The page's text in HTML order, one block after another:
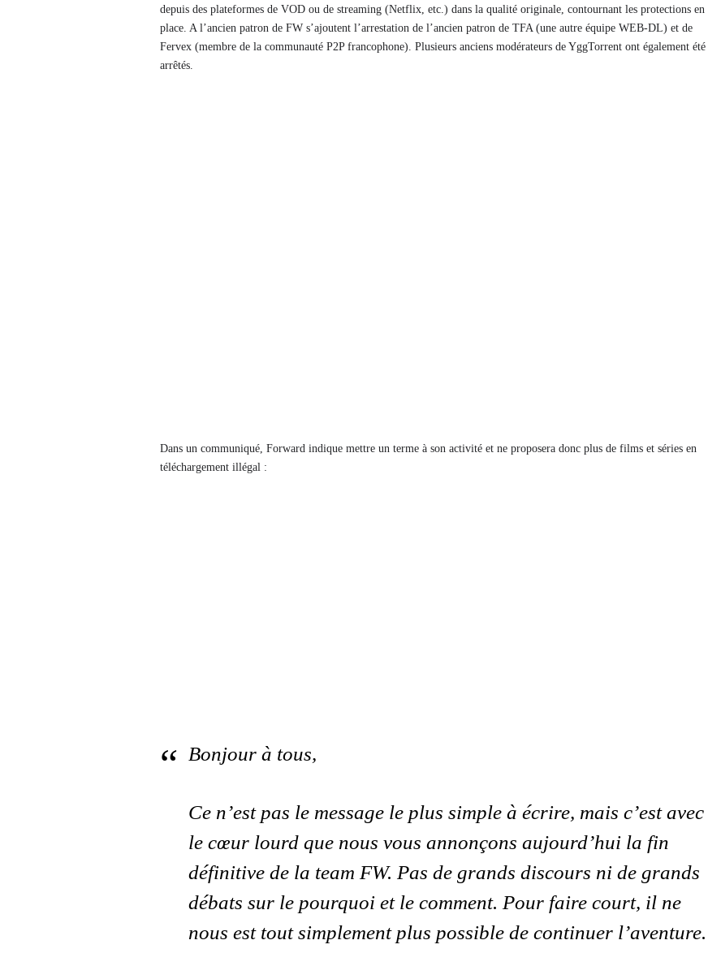
depuis des plateformes de VOD ou de streaming (Netflix, etc.) dans la qualité originale, contournant les protections en
place. A l’ancien patron de FW s’ajoutent l’arrestation de l’ancien patron de TFA (une autre équipe WEB-DL) et de
Fervex (membre de la communauté P2P francophone). Plusieurs anciens modérateurs de YggTorrent ont également été
arrêtés.
Dans un communiqué, Forward indique mettre un terme à son activité et ne proposera donc plus de films et séries en
téléchargement illégal :
Bonjour à tous,
Ce n’est pas le message le plus simple à écrire, mais c’est avec
le cœur lourd que nous vous annonçons aujourd’hui la fin
définitive de la team FW. Pas de grands discours ni de grands
débats sur le pourquoi et le comment. Pour faire court, il ne
nous est tout simplement plus possible de continuer l’aventure.